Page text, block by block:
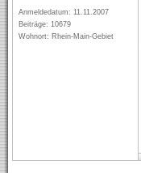
Anmeldedatum: 11.11.2007
Beiträge: 10679
Wohnort: Rhein-Main-Gebiet